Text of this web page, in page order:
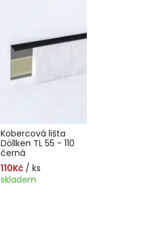
Kobercová lišta
Döllken TL 55 - 110
černá
110Kč / ks
skladem